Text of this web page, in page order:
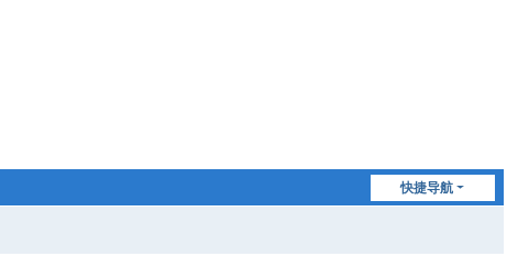
快捷导航